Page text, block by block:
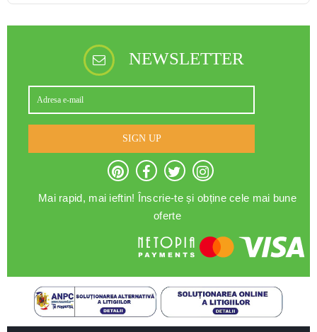
NEWSLETTER
SIGN UP
Mai rapid, mai ieftin! Înscrie-te și obține cele mai bune
oferte